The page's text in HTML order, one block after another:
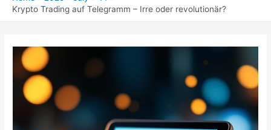
Krypto Trading auf Telegramm – Irre oder revolutionär?